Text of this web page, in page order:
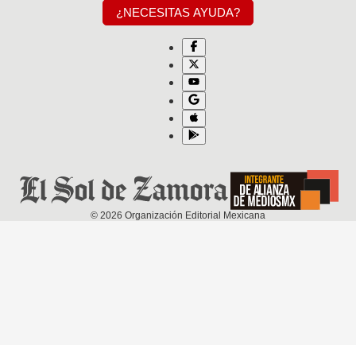
¿NECESITAS AYUDA?
© 2026 Organización Editorial Mexicana